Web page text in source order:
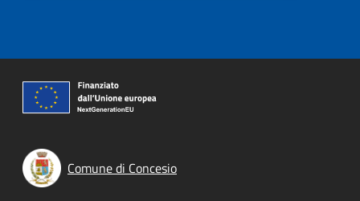
Comune di Concesio